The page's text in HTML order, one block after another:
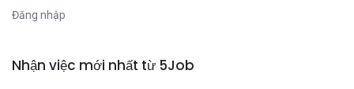
Đăng nhập
Nhận việc mới nhất từ 5Job